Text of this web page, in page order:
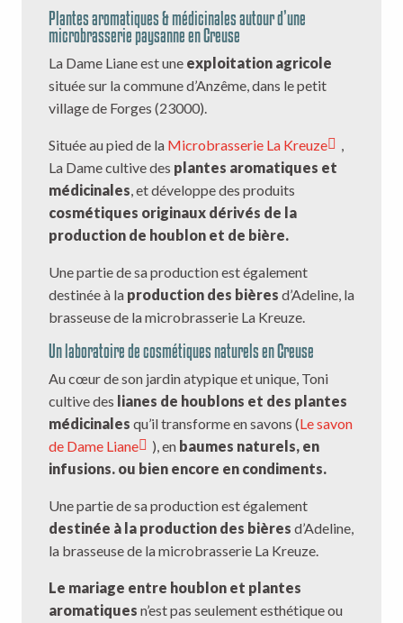
Plantes aromatiques & médicinales autour d’une
microbrasserie paysanne en Creuse
La Dame Liane est une exploitation agricole
située sur la commune d’Anzême, dans le petit
village de Forges (23000).
Située au pied de la Microbrasserie La Kreuze
,
La Dame cultive des plantes aromatiques et
médicinales, et développe des produits
cosmétiques originaux dérivés de la
production de houblon et de bière.
Une partie de sa production est également
destinée à la production des bières d’Adeline, la
brasseuse de la microbrasserie La Kreuze.
Un laboratoire de cosmétiques naturels en Creuse
Au cœur de son jardin atypique et unique, Toni
cultive des lianes de houblons et des plantes
médicinales qu’il transforme en savons (Le savon
de Dame Liane
), en baumes naturels, en
infusions. ou bien encore en condiments.
Une partie de sa production est également
destinée à la production des bières d’Adeline,
la brasseuse de la microbrasserie La Kreuze.
Le mariage entre houblon et plantes
aromatiques n’est pas seulement esthétique ou